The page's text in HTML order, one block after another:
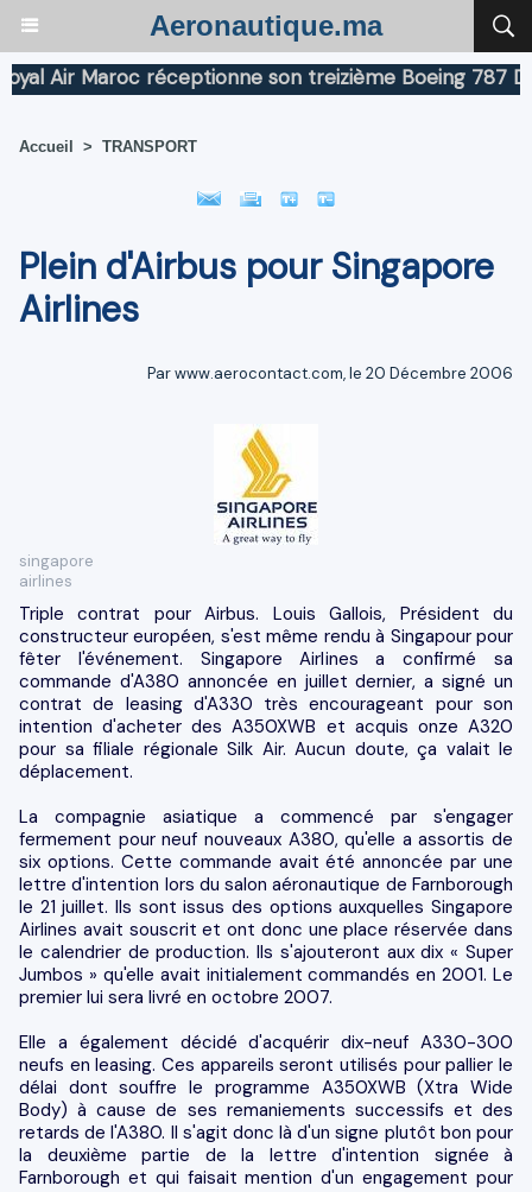
Aeronautique.ma
Air Maroc réceptionne son treizième Boeing 787
Accueil > TRANSPORT
Plein d'Airbus pour Singapore
Airlines
Par www.aerocontact.com, le 20 Décembre 2006
singapore
airlines
Triple contrat pour Airbus. Louis Gallois, Président du
constructeur européen, s'est même rendu à Singapour pour
fêter l'événement. Singapore Airlines a confirmé sa
commande d'A380 annoncée en juillet dernier, a signé un
contrat de leasing d'A330 très encourageant pour son
intention d'acheter des A350XWB et acquis onze A320
pour sa filiale régionale Silk Air. Aucun doute, ça valait le
déplacement.
La compagnie asiatique a commencé par s'engager
fermement pour neuf nouveaux A380, qu'elle a assortis de
six options. Cette commande avait été annoncée par une
lettre d'intention lors du salon aéronautique de Farnborough
le 21 juillet. Ils sont issus des options auxquelles Singapore
Airlines avait souscrit et ont donc une place réservée dans
le calendrier de production. Ils s'ajouteront aux dix « Super
Jumbos » qu'elle avait initialement commandés en 2001. Le
premier lui sera livré en octobre 2007.
Elle a également décidé d'acquérir dix-neuf A330-300
neufs en leasing. Ces appareils seront utilisés pour pallier le
délai dont souffre le programme A350XWB (Xtra Wide
Body) à cause de ses remaniements successifs et des
retards de l'A380. Il s'agit donc là d'un signe plutôt bon pour
la deuxième partie de la lettre d'intention signée à
Farnborough et qui faisait mention d'un engagement pour